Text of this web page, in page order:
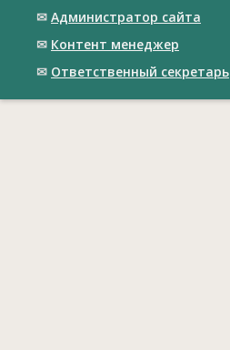
✉ Администратор сайта
✉ Контент менеджер
✉ Ответственный cекретарь